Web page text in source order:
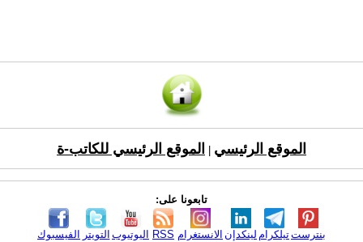
الموقع الرئيسي الموقع الرئيسي للكاتب-ة
تابعونا على:
الفيسبوك التويتر اليوتيوب RSS الانستغرام لينكدإن تيلكرامبنترست